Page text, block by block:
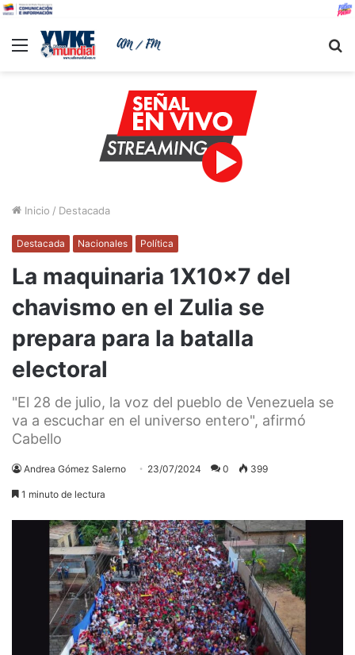
Menu
Inicio / Destacada
Destacada Nacionales Política
La maquinaria 1X10x7 del
chavismo en el Zulia se
prepara para la batalla
electoral
"El 28 de julio, la voz del pueblo de Venezuela se
va a escuchar en el universo entero", afirmó
Cabello
Andrea Gómez Salerno 23/07/2024 0 399
1 minuto de lectura